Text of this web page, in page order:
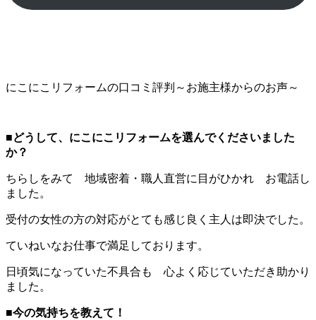
にこにこリフォームの口コミ評判～お施主様からのお声～
■どうして、にこにこリフォームを選んでくださいました
か？
ちらしをみて 地域密着・職人直営に目がひかれ お電話し
ました。
受付の女性の方の対応がとても感じ良く主人は即決でした。
ていねいなお仕事で満足しております。
日頃気になっていた不具合も 心よく応じていただき助かり
ました。
■今の気持ちを教えて！